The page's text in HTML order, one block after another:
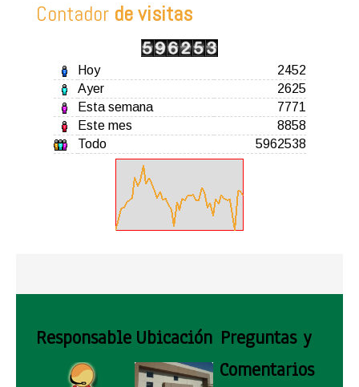
Contador de visitas
Hoy
2452
Ayer
2625
Esta semana
7771
Este mes
8858
Todo
5962538
Responsable Ubicación Preguntas y
Comentarios